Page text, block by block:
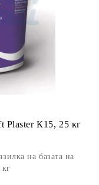
Plaster К15, 25 кг
на базата на